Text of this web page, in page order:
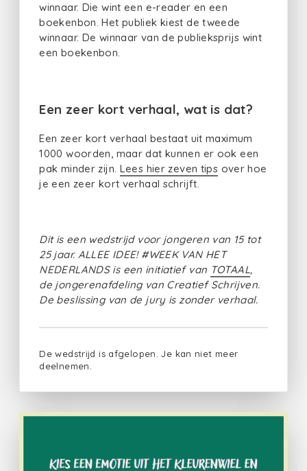
winnaar. Die wint een e-reader en een
boekenbon. Het publiek kiest de tweede
winnaar. De winnaar van de publieksprijs wint
een boekenbon.
Een zeer kort verhaal, wat is dat?
Een zeer kort verhaal bestaat uit maximum
1000 woorden, maar dat kunnen er ook een
pak minder zijn. Lees hier zeven tips over hoe
je een zeer kort verhaal schrijft.
Dit is een wedstrijd voor jongeren van 15 tot
25 jaar. ALLEE IDEE! #WEEK VAN HET
NEDERLANDS is een initiatief van TOTAAL,
de jongerenafdeling van Creatief Schrijven.
De beslissing van de jury is zonder verhaal.
De wedstrijd is afgelopen. Je kan niet meer
deelnemen.